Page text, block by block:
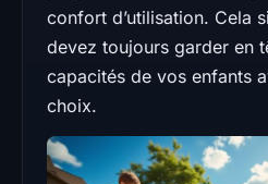
confort d’utilisation. Cela
devez toujours garder en
capacités de vos enfants
choix.